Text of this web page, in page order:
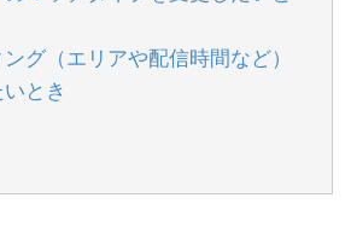
グ（エリアや配信時間など）
とき